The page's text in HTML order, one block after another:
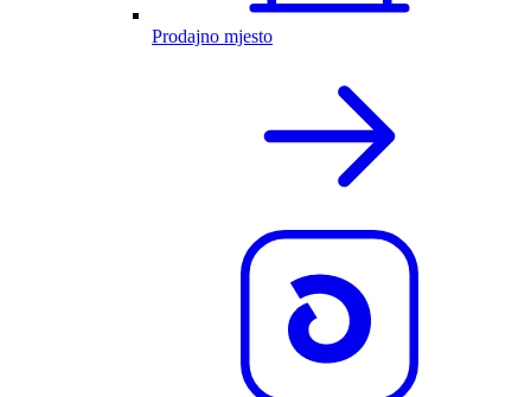
Prodajno mjesto